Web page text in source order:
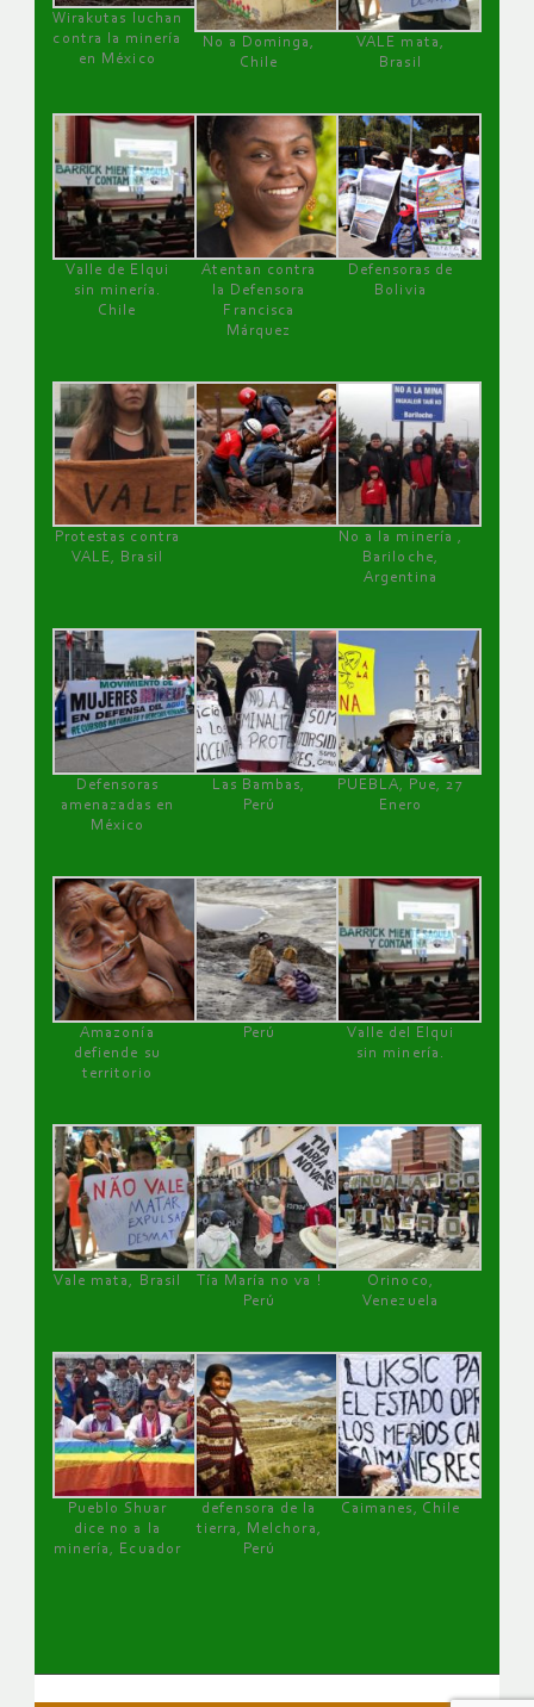
Wirakutas luchan
contra la minería
en México
No a Dominga,
Chile
VALE mata,
Brasil
Valle de Elqui
sin minería.
Chile
Atentan contra
la Defensora
Francisca
Márquez
Defensoras de
Bolivia
Protestas contra
VALE, Brasil
No a la minería ,
Bariloche,
Argentina
Defensoras
amenazadas en
México
Las Bambas,
Perú
PUEBLA, Pue, 27
Enero
Amazonía
defiende su
territorio
Perú
Valle del Elqui
sin minería.
Vale mata, Brasil
Tía María no va !
Perú
Orinoco,
Venezuela
Pueblo Shuar
dice no a la
minería, Ecuador
defensora de la
tierra, Melchora,
Perú
Caimanes, Chile